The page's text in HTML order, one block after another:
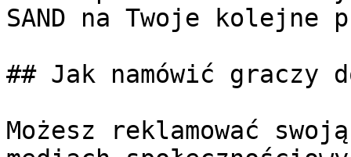
SAND na Twoje kolejne
## Jak namówić graczy
Możesz reklamować